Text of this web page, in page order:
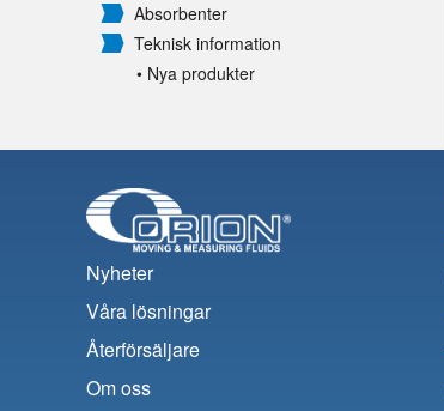
Absorbenter
Teknisk information
• Nya produkter
Nyheter
Våra lösningar
Återförsäljare
Om oss